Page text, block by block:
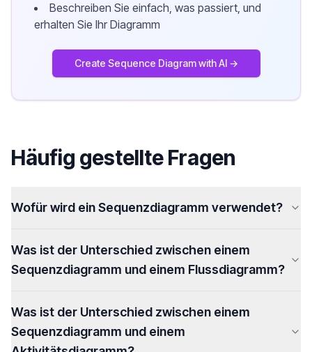
Beschreiben Sie einfach, was passiert, und
erhalten Sie Ihr Diagramm
Create Sequence Diagram with AI →
Häufig gestellte Fragen
Wofür wird ein Sequenzdiagramm verwendet?
Was ist der Unterschied zwischen einem
Sequenzdiagramm und einem Flussdiagramm?
Was ist der Unterschied zwischen einem
Sequenzdiagramm und einem